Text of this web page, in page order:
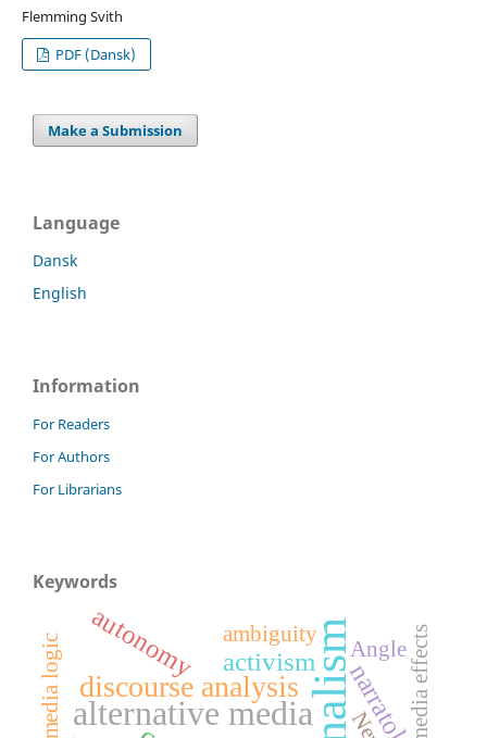
Flemming Svith
PDF (Dansk)
Make a Submission
Language
Dansk
English
Information
For Readers
For Authors
For Librarians
Keywords
alternative media
discourse analysis
activism
autonomy Angle
ambiguity
media logic media effects